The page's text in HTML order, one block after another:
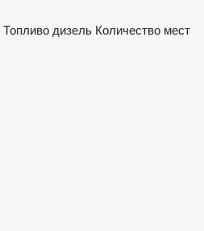
Топливо дизель Количество мест